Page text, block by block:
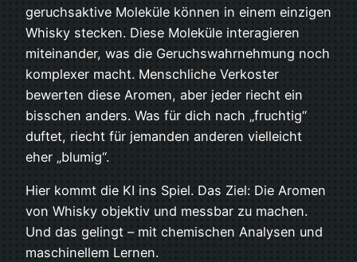
geruchsaktive Moleküle können in einem einzigen
Whisky stecken. Diese Moleküle interagieren
miteinander, was die Geruchswahrnehmung noch
komplexer macht. Menschliche Verkoster
bewerten diese Aromen, aber jeder riecht ein
bisschen anders. Was für dich nach „fruchtig“
duftet, riecht für jemanden anderen vielleicht
eher „blumig“.
Hier kommt die KI ins Spiel. Das Ziel: Die Aromen
von Whisky objektiv und messbar zu machen.
Und das gelingt – mit chemischen Analysen und
maschinellem Lernen.